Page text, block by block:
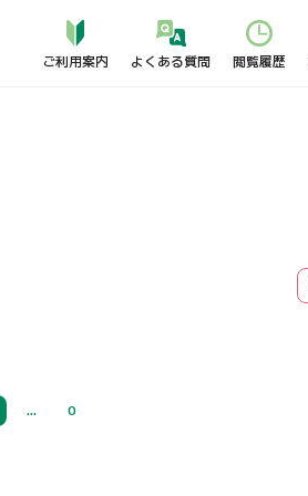
ご利用案内 よくある質問 閲覧履歴
... 0